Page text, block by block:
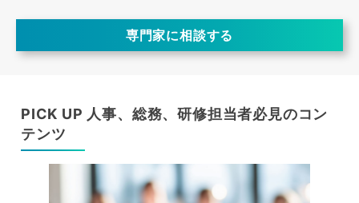
専門家に相談する
PICK UP 人事、総務、研修担当者必見のコン
テンツ